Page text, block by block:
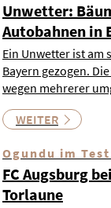
Unwetter:
Autobahnen in
Ein Unwetter ist am
Bayern gezogen.
wegen mehrerer
WEITER
Ogundu im
FC Augsburg
Torlaune